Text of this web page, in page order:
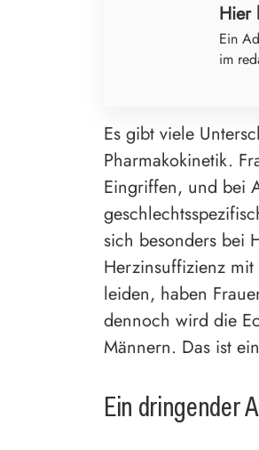
Hier
Ein
im
Es gibt viele
Pharmakokinetik.
Eingriffen, und bei
sich besonders bei
Herzinsuffizienz
leiden, haben
dennoch wird die
Männern. Das ist
Ein dringender